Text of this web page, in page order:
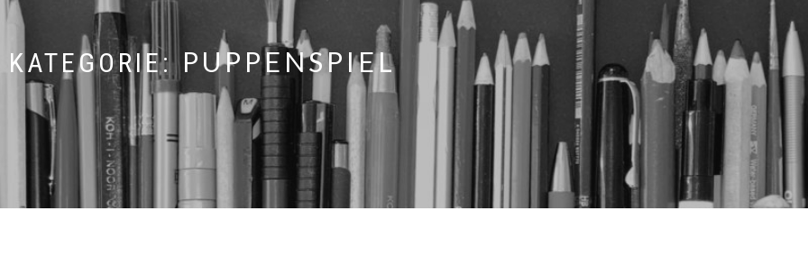
KATEGORIE: PUPPENSPIEL